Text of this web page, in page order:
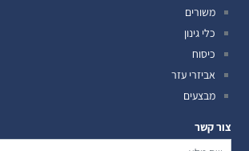
משורים
כלי גינון
כיסוח
אביזרי עזר
מבצעים
צור קשר